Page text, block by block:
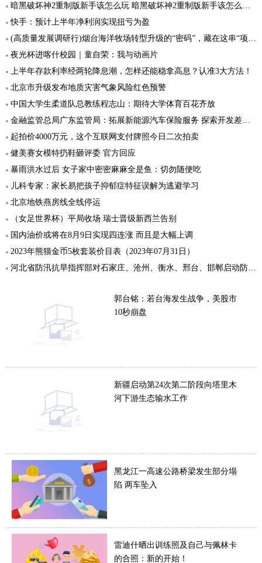
暗黑破坏神2重制版新手该怎么玩 暗黑破坏神2重制版新手该怎么玩啊
快手：预计上半年净利润实现扭亏为盈
(高质量发展调研行)烟台海洋牧场转型升级的“密码”，藏在这串“项链”里
夜光杯进喀什校园｜童自荣：我与动画片
上半年存款利率经两轮降息潮，怎样还能稳拿高息？认准3大方法！
北京市升级发布地质灾害气象风险红色预警
中国大学生柔道队总教练程志山：期待大学体育百花齐放
金融监管总局广东监管局：拓展新能源汽车保险服务 探索开发差异化产品
起拍价4000万元，这个互联网支付牌照今日二次拍卖
健美赛女模特扔鞋砸评委 官方回应
暴雨洪水过后 女子家中密密麻麻全是鱼：切勿随便吃
儿科专家：家长易把孩子抑郁症特征误解为逃避学习
北京地铁燕房线全线停运
（女足世界杯）平局收场 瑞士晋级新西兰告别
国内油价或将在8月9日实现四连涨 而且是大幅上调
2023年熊猫金币5枚套装价目表（2023年07月31日）
河北省防汛抗旱指挥部对石家庄、沧州、衡水、邢台、邯郸启动防汛防台风Ⅰ级应急响应
郭台铭：若台海发生战争，美股市
10秒崩盘
新疆启动第24次第二阶段向塔里木
河下游生态输水工作
黑龙江一高速公路桥梁发生部分塌
陷 两车坠入
雷迪什晒出训练照及自己与佩林卡
的合照：新的开始！